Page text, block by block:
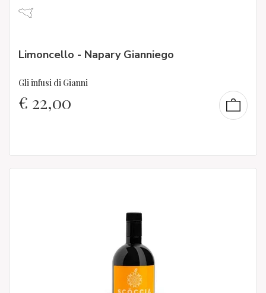
Limoncello - Napary Gianniego
Gli infusi di Gianni
€ 22,00